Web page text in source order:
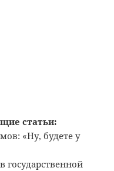
статьи:
«Ну, будете у
государственной